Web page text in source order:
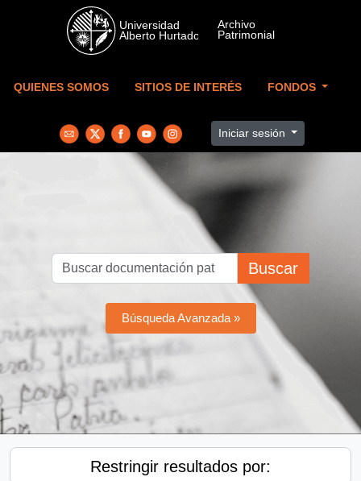
Skip to main content
QUIENES SOMOS SITIOS DE INTERÉS FONDOS
Iniciar sesión
Buscar
Búsqueda Avanzada »
Restringir resultados por: